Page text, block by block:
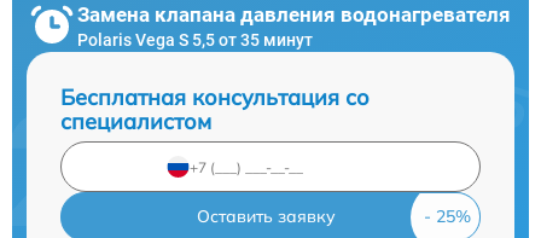
Замена клапана давления водонагревателя
Polaris Vega S 5,5 от 35 минут
Бесплатная консультация со
специалистом
Оставить заявку